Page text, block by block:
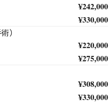
¥242,000
¥330,000
）
¥220,000
¥275,000
¥308,000
¥330,000